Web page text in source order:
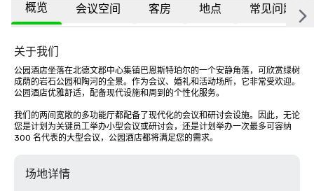
概览 会议空间 客房 地点 常见问题
关于我们
公园酒店坐落在北德文郡中心集镇巴恩斯特珀尔的一个安静角落，可欣赏绿树
成荫的岩石公园和陶河的全景。作为会议、婚礼和活动场所，它非常受欢迎。
公园酒店优雅舒适，配备现代设施和周到的个性化服务。
我们的两间宽敞的多功能厅都配备了现代化的会议和研讨会设施。因此，无论
您是计划为关键员工举办小型会议或研讨会，还是计划举办一次最多可容纳
300 名代表的大型会议，公园酒店都将满足您的需求。
场地详情